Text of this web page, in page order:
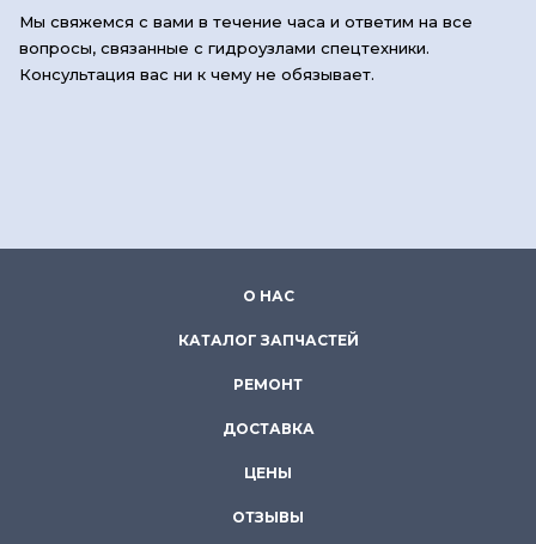
Мы свяжемся с вами в течение часа и ответим на все
вопросы, связанные с гидроузлами спецтехники.
Консультация вас ни к чему не обязывает.
О НАС
КАТАЛОГ ЗАПЧАСТЕЙ
РЕМОНТ
ДОСТАВКА
ЦЕНЫ
ОТЗЫВЫ